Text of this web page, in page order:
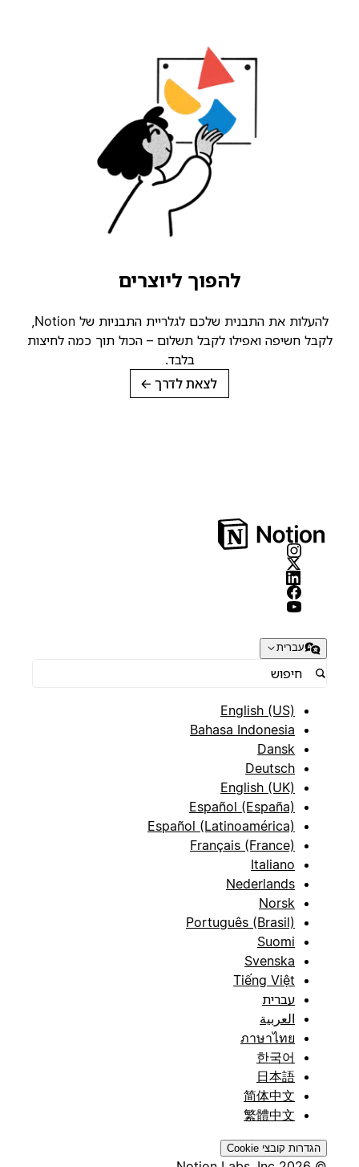
להפוך ליוצרים
להעלות את התבנית שלכם לגלריית התבניות של Notion,
לקבל חשיפה ואפילו לקבל תשלום – הכול תוך כמה לחיצות
בלבד.
לצאת לדרך→
עברית
English (US)
Bahasa Indonesia
Dansk
Deutsch
English (UK)
Español (España)
Español (Latinoamérica)
Français (France)
Italiano
Nederlands
Norsk
Português (Brasil)
Suomi
Svenska
Tiếng Việt
עברית
العربية
ภาษาไทย
한국어
日本語
简体中文
繁體中文
הגדרות קובצי Cookie